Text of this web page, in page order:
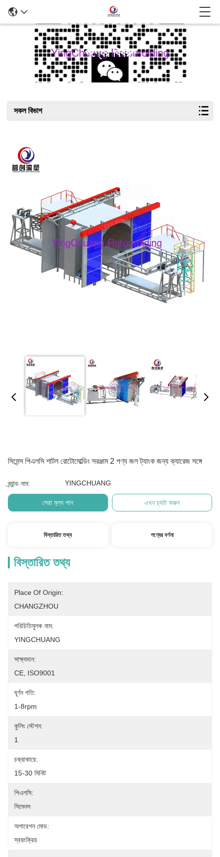
পণ্যের বিবরণ
সকল বিভাগ
সিমেন্স পিএলসি শাটল রোটোমোল্ডিং সরঞ্জাম 2 পণ্য জল ট্যাংক জন্য ক্যারেজ সঙ্গে
ব্র্যান্ড নাম: YINGCHUANG
সেরা মূল্য পান এখন চ্যাট করুন
বিস্তারিত তথ্য পণ্যের বর্ণনা
বিস্তারিত তথ্য
Place Of Origin:
CHANGZHOU
পরিচিতিমুলক নাম:
YINGCHUANG
সাক্ষ্যদান:
CE, ISO9001
ঘূর্ণন গতি:
1-8rpm
কুলিং স্টেশন:
1
চক্রাকারে:
15-30 মিনিট
পিএলসি:
সিমেনস
অপারেশন মোড:
স্বয়ংক্রিয়